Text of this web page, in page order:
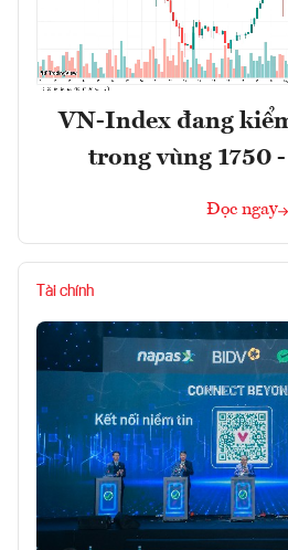
VN-Index đang
trong vùng 1750
Đọc ngay
Tài chính